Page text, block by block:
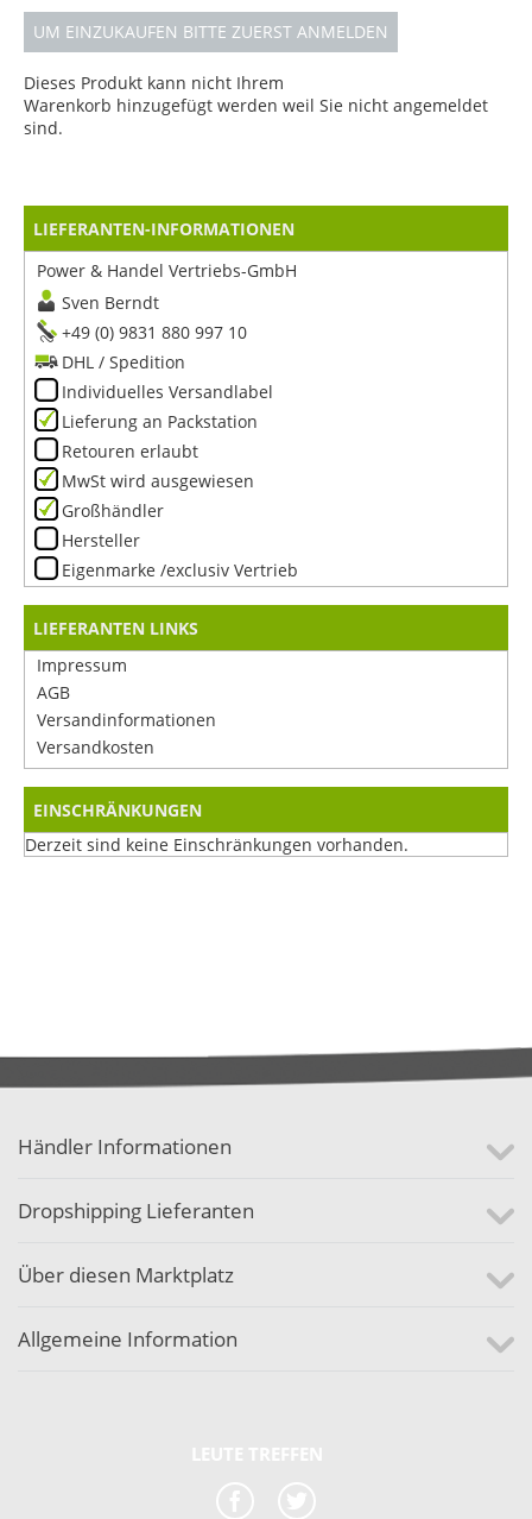
UM EINZUKAUFEN BITTE ZUERST ANMELDEN
Dieses Produkt kann nicht Ihrem
Warenkorb hinzugefügt werden weil Sie nicht angemeldet
sind.
LIEFERANTEN-INFORMATIONEN
Power & Handel Vertriebs-GmbH
Sven Berndt
+49 (0) 9831 880 997 10
DHL / Spedition
Individuelles Versandlabel
Lieferung an Packstation
Retouren erlaubt
MwSt wird ausgewiesen
Großhändler
Hersteller
Eigenmarke /exclusiv Vertrieb
LIEFERANTEN LINKS
Impressum
AGB
Versandinformationen
Versandkosten
EINSCHRÄNKUNGEN
Derzeit sind keine Einschränkungen vorhanden.
Händler Informationen
Dropshipping Lieferanten
Über diesen Marktplatz
Allgemeine Information